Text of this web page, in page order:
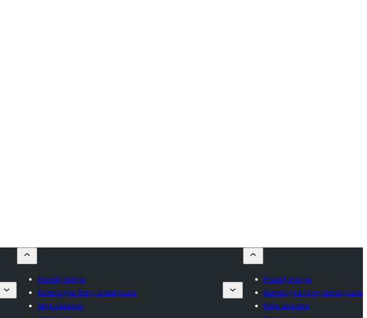
Prześlij motyw
Komercyjne firmy tematyczne
Moje ulubione
Prześlij motyw
Komercyjne firmy tematyczne
Moje ulubione